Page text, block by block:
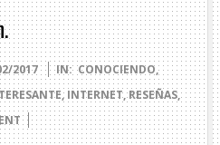
2017 IN: CONOCIENDO,
, INTERNET,RESEÑAS,